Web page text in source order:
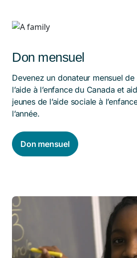
Don mensuel
Devenez un donateur mensuel
l’aide à l’enfance du Canada et
jeunes de l’aide sociale à
l’année.
Don mensuel